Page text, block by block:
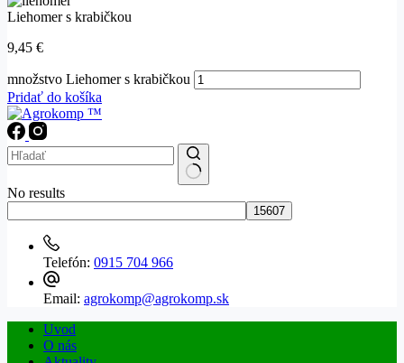
Liehomer s krabičkou
9,45 €
množstvo Liehomer s krabičkou
Pridať do košíka
No results
Telefón: 0915 704 966
Email: agrokomp@agrokomp.sk
Uvod
O nás